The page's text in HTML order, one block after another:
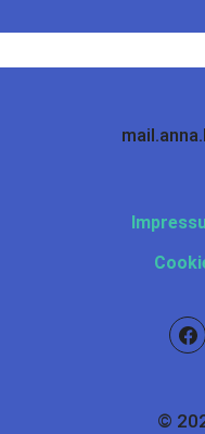
©